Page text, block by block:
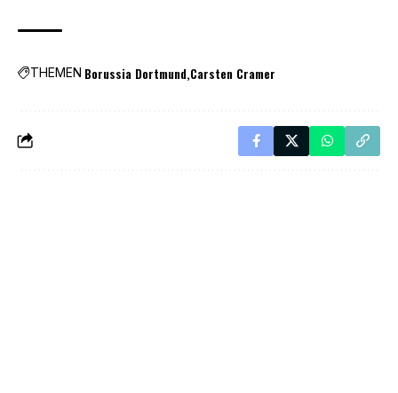
THEMEN Borussia Dortmund Carsten Cramer